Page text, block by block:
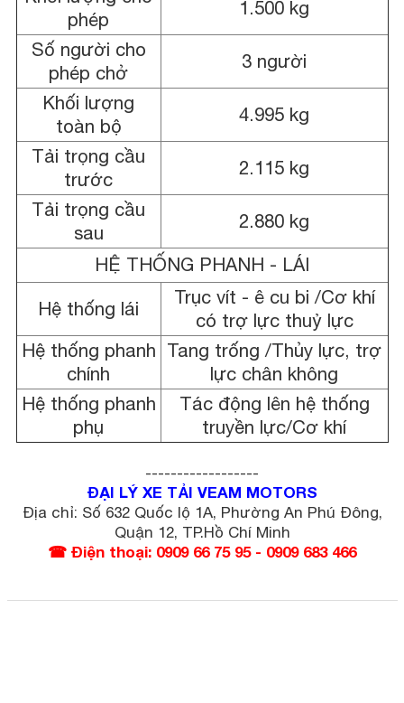
phép
1.500 kg
Số người cho
phép chở
3 người
Khối lượng
toàn bộ
4.995 kg
Tải trọng cầu
trước
2.115 kg
Tải trọng cầu
sau
2.880 kg
HỆ THỐNG PHANH - LÁI
Hệ thống lái
Trục vít - ê cu bi /Cơ khí
có trợ lực thuỷ lực
Hệ thống phanh
chính
Tang trống /Thủy lực, trợ
lực chân không
Hệ thống phanh
phụ
Tác động lên hệ thống
truyền lực/Cơ khí
------------------
ĐẠI LÝ XE TẢI VEAM MOTORS
Địa chỉ: Số 632 Quốc lộ 1A, Phường An Phú Đông,
Quận 12, TP.Hồ Chí Minh
☎ Điện thoại: 0909 66 75 95 - 0909 683 466